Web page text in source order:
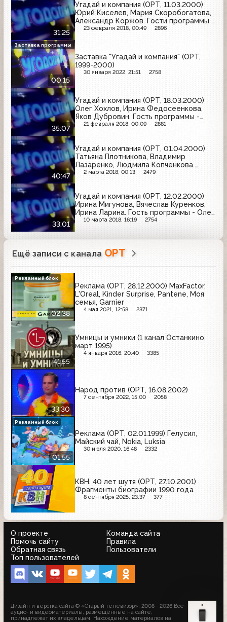
31:25
Угадай и компания (ОРТ, 11.03.2000)
Юрий Киселев, Мария Скоробогатова,
Александр Коржов. Гости программы -
группа "Лицей"
23 февраля 2018, 00:49 2896
00:15
Заставка "Угадай и компания" (ОРТ,
1999-2000)
30 января 2022, 21:51 2758
Заставка программы
35:07
Угадай и компания (ОРТ, 18.03.2000)
Олег Хохлов, Ирина Федосеенкова,
Яков Дубровин. Гость программы -
Надежда Бабкина
21 февраля 2018, 00:09 2881
40:47
Угадай и компания (ОРТ, 01.04.2000)
Татьяна Плотникова, Владимир
Лазаренко, Людмила Копченкова.
Гость программы - Михаил Боярский
2 марта 2018, 00:13 2479
33:01
Угадай и компания (ОРТ, 12.02.2000)
Ирина Мигунова, Вячеслав Куренков,
Ирина Ларина. Гость программы - Олег
Газманов
10 марта 2018, 16:19 2754
Ещё записи с канала ОРТ
02:38
Реклама (ОРТ, 28.12.2000) MaxFactor,
L'Oreal, Kinder Surprise, Pantene, Моя
семья, Garnier
4 мая 2021, 12:58 2371
Рекламный блок
41:55
Умницы и умники (1 канал Останкино,
март 1995)
4 января 2016, 20:40 3385
33:30
Народ против (ОРТ, 16.08.2002)
7 сентября 2022, 15:00 2058
01:55
Реклама (ОРТ, 02.01.1999) Гелусил,
Майский чай, Nokia, Luksia
30 июля 2020, 16:48 2332
Рекламный блок
КВН. 40 лет шутя (ОРТ, 27.10.2001)
Фрагменты биографии 1990 года
8 сентября 2025, 23:37 377
О проекте
Команда сайта
Помочь сайту
Правила
Обратная связь
Пользователи
Топ пользователей
Дизайн и верстка сайта © «Старый телевизор»; 2008 - 2026 Все
аудио- и видеоматериалы, размещённые на сайте,
принадлежат их владельцам. Нахождение материалов на